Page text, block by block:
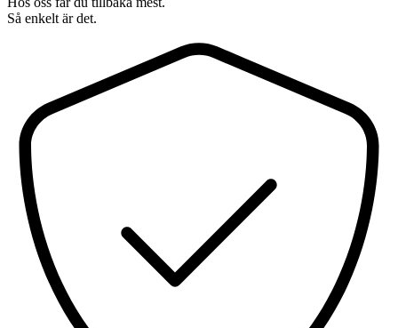
Så enkelt är det.